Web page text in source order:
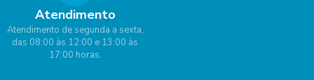
Atendimento
Atendimento de segunda a sexta,
das 08:00 às 12:00 e 13:00 às
17:00 horas.